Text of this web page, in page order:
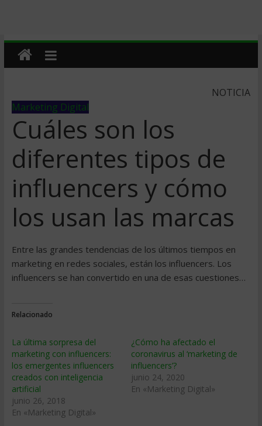
NOTICIA
Marketing Digital
Cuáles son los
diferentes tipos de
influencers y cómo
los usan las marcas
Entre las grandes tendencias de los últimos tiempos en
marketing en redes sociales, están los influencers. Los
influencers se han convertido en una de esas cuestiones…
Relacionado
La última sorpresa del
marketing con influencers:
los emergentes influencers
creados con inteligencia
artificial
junio 26, 2018
En «Marketing Digital»
¿Cómo ha afectado el
coronavirus al ‘marketing de
influencers’?
junio 24, 2020
En «Marketing Digital»